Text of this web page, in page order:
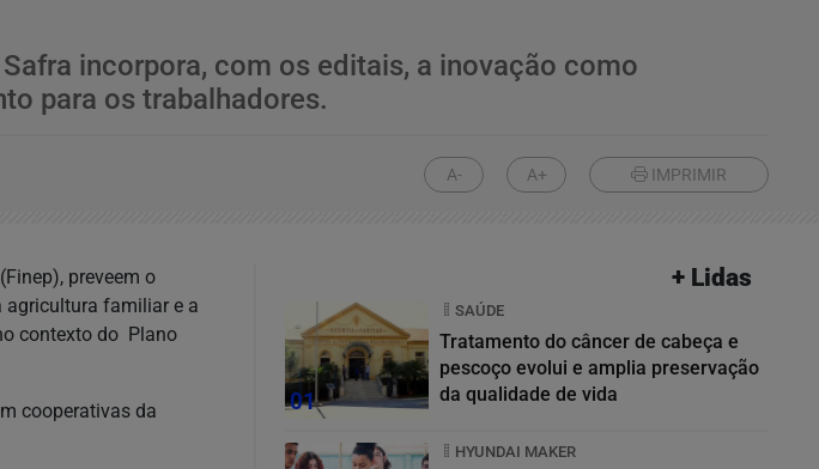
incorpora, com os editais, a inovação como
para os trabalhadores.
A- A+ IMPRIMIR
preveem o
agricultura familiar e a
contexto do Plano
cooperativas da
+ Lidas
01
SAÚDE
Tratamento do câncer de cabeça e
pescoço evolui e amplia preservação
da qualidade de vida
HYUNDAI MAKER